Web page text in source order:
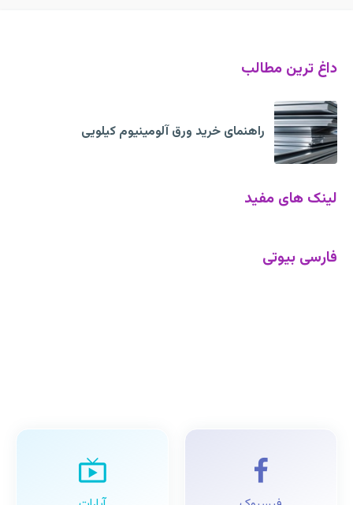
داغ ترین مطالب
راهنمای خرید ورق آلومینیوم کیلویی
لینک های مفید
فارسی بیوتی